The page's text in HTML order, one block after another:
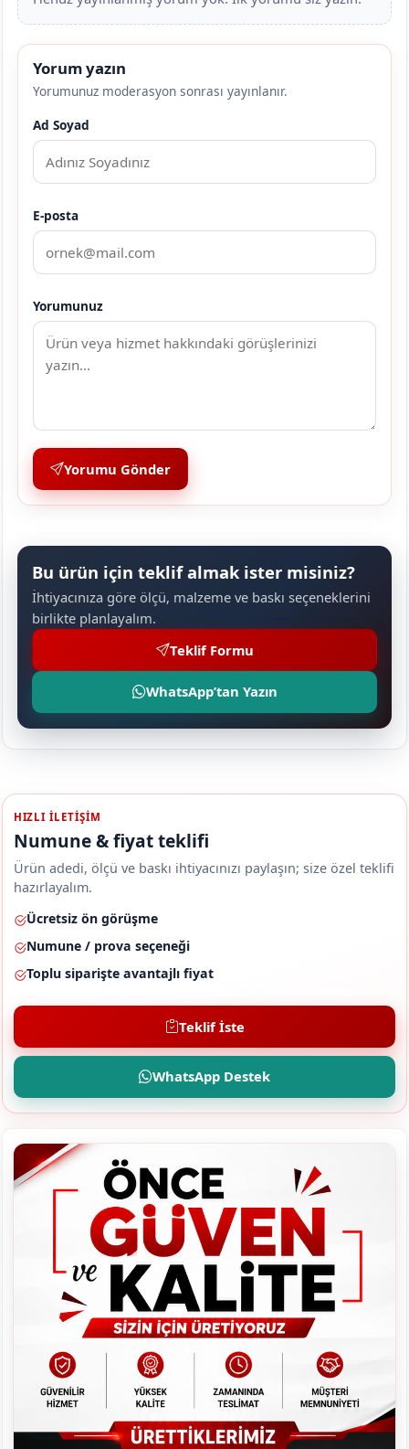
Yorum yazın
Yorumunuz moderasyon sonrası yayınlanır.
Ad Soyad
E-posta
Yorumunuz
Yorumu Gönder
Bu ürün için teklif almak ister misiniz?
İhtiyacınıza göre ölçü, malzeme ve baskı seçeneklerini
birlikte planlayalım.
Teklif Formu
WhatsApp’tan Yazın
HIZLI ILETIŞIM
Numune & fiyat teklifi
Ürün adedi, ölçü ve baskı ihtiyacınızı paylaşın; size özel teklifi
hazırlayalım.
Ücretsiz ön görüşme
Numune / prova seçeneği
Toplu siparişte avantajlı fiyat
Teklif İste
WhatsApp Destek